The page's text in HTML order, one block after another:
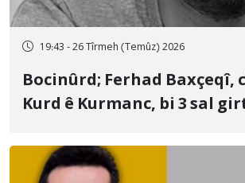
19:43 - 26 Tîrmeh (Temûz) 2026
Bocinûrd; Ferhad Baxçeqî,
Kurd ê Kurmanc, bi 3 sal